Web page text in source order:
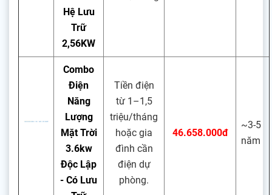
Hệ Lưu
Trữ
2,56KW
Combo
Điện
Năng
Lượng
Mặt Trời
3.6kw
Độc Lập
- Có Lưu
Tiền điện
từ 1–1,5
triệu/tháng
hoặc gia
đình cần
điện dự
phòng.
46.658.000đ
~3-5
năm